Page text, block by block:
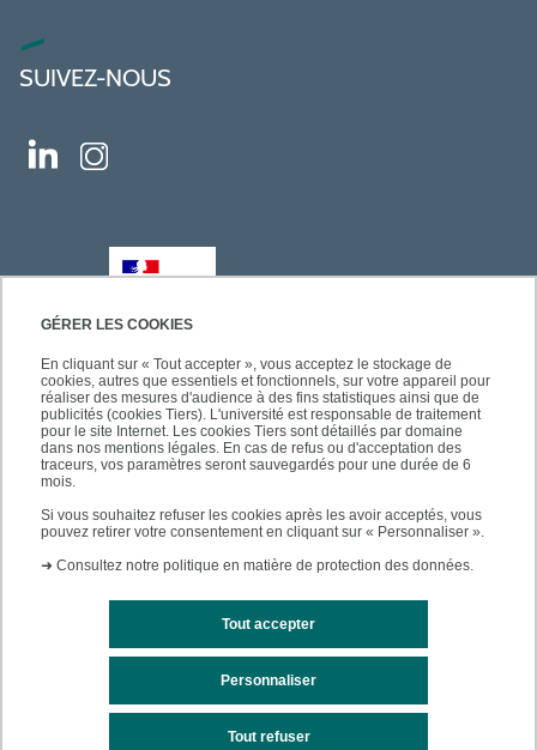
GÉRER LES COOKIES
En cliquant sur « Tout accepter », vous acceptez le stockage de
cookies, autres que essentiels et fonctionnels, sur votre appareil pour
réaliser des mesures d'audience à des fins statistiques ainsi que de
publicités (cookies Tiers). L'université est responsable de traitement
pour le site Internet. Les cookies Tiers sont détaillés par domaine
dans nos mentions légales. En cas de refus ou d'acceptation des
traceurs, vos paramètres seront sauvegardés pour une durée de 6
mois.
Si vous souhaitez refuser les cookies après les avoir acceptés, vous
pouvez retirer votre consentement en cliquant sur « Personnaliser ».
➜ Consultez notre politique en matière de protection des données.
Tout accepter
Tout refuser
Personnaliser
SUIVEZ-NOUS
Mentions légales Plan du site